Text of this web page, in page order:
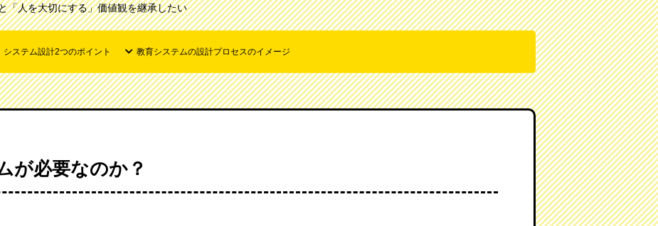
「人を大切にする」価値観を継承したい
システム設計2つのポイント 教育システムの設計プロセスのイメージ
が必要なのか？